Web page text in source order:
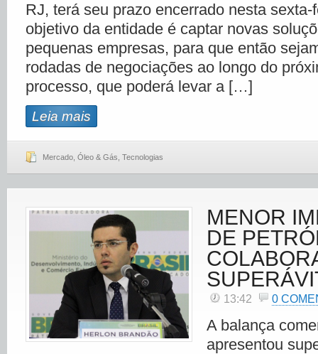
RJ, terá seu prazo encerrado nesta sexta-
objetivo da entidade é captar novas
pequenas empresas, para que então
rodadas de negociações ao longo do
processo, que poderá levar a […]
Leia mais
Mercado Óleo & Gás Tecnologias
MENOR
DE
13:42 0
A balança
apresentou